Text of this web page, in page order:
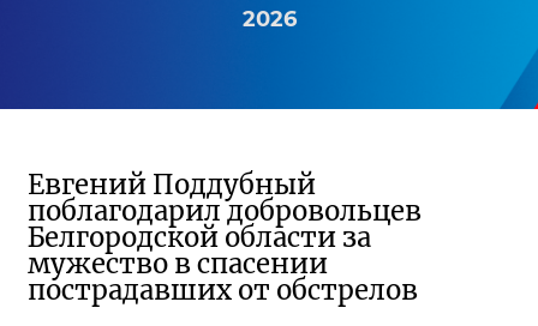
2026
Евгений Поддубный
поблагодарил добровольцев
Белгородской области за
мужество в спасении
пострадавших от обстрелов